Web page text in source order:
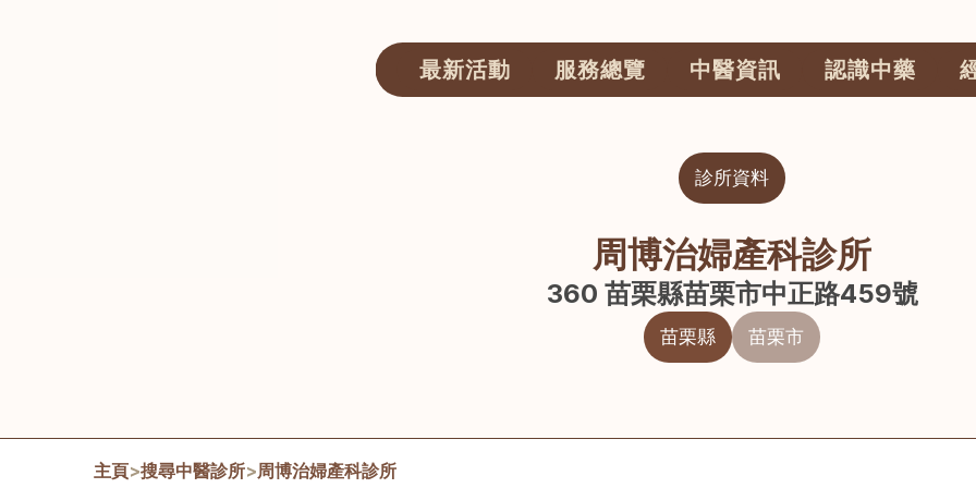
最新活動 服務總覽 中醫資訊 認識中藥
診所資料
周博治婦產科診所
360 苗栗縣苗栗市中正路459號
苗栗縣 苗栗市
主頁>搜尋中醫診所>周博治婦產科診所